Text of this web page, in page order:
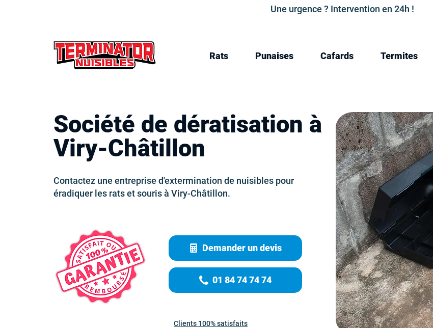
Une urgence ? Intervention en 24h !
Rats Punaises Cafards Termites
Société de dératisation à
Viry-Châtillon
Contactez une entreprise d'extermination de nuisibles pour
éradiquer les rats et souris à Viry-Châtillon.
Demander un devis
01 84 74 74 74
Clients 100% satisfaits